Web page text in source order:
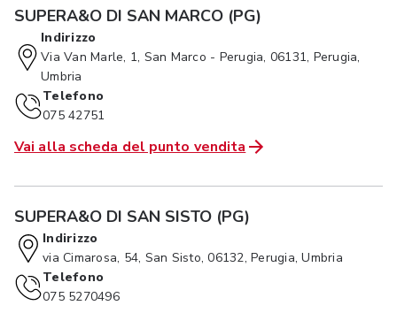
SUPERA&O DI SAN MARCO (PG)
Indirizzo
Via Van Marle, 1, San Marco - Perugia, 06131, Perugia,
Umbria
Telefono
075 42751
Vai alla scheda del punto vendita
SUPERA&O DI SAN SISTO (PG)
Indirizzo
via Cimarosa, 54, San Sisto, 06132, Perugia, Umbria
Telefono
075 5270496